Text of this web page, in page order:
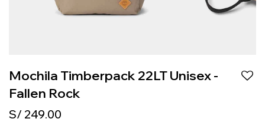
Mochila Timberpack 22LT Unisex -
Fallen Rock
S/ 249.00